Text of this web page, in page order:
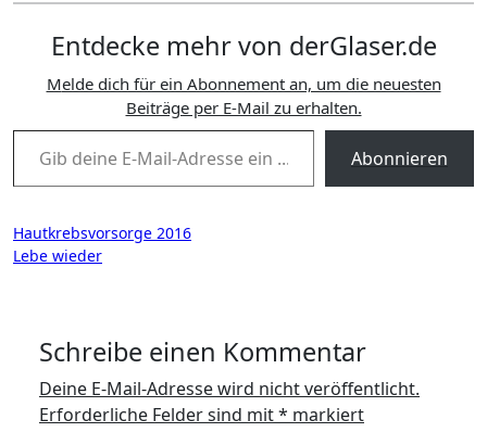
Entdecke mehr von derGlaser.de
Melde dich für ein Abonnement an, um die neuesten
Beiträge per E-Mail zu erhalten.
Gib deine E-Mail-Adresse ein ...
Abonnieren
Beitragsnavigation
Hautkrebsvorsorge 2016
Lebe wieder
Schreibe einen Kommentar
Deine E-Mail-Adresse wird nicht veröffentlicht.
Erforderliche Felder sind mit* markiert